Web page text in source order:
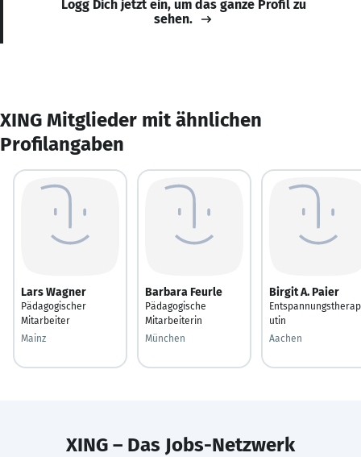
Logg Dich jetzt ein, um das ganze Profil zu
sehen.
XING Mitglieder mit ähnlichen
Profilangaben
Lars Wagner
Pädagogischer
Mitarbeiter
Mainz
Barbara Feurle
Pädagogische
Mitarbeiterin
München
Birgit A. Paier
utin
Aachen
XING – Das Jobs-Netzwerk